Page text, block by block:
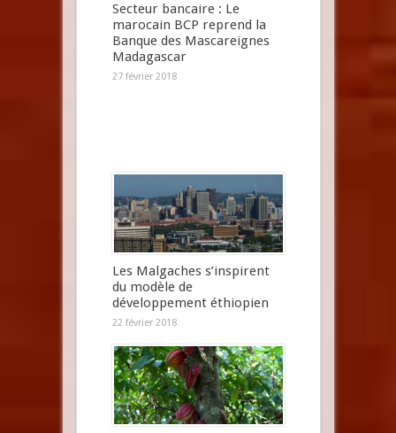
Secteur bancaire : Le
marocain BCP reprend la
Banque des Mascareignes
Madagascar
27 février 2018
Les Malgaches s’inspirent
du modèle de
développement éthiopien
22 février 2018